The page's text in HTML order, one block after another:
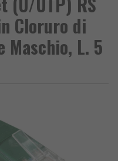
Cloruro di
Maschio, L. 5